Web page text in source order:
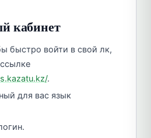
кабинет
быстро войти в свой лк,
.
для вас язык